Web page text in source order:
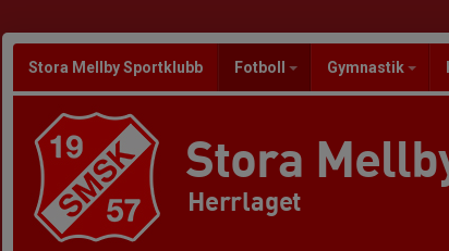
Stora Mellby Sportklubb Fotboll Gymnastik
Stora
Herrlaget